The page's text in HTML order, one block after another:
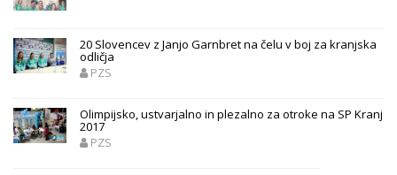
20 Slovencev z Janjo Garnbret na čelu v boj za kranjska
odličja
PZS
Olimpijsko, ustvarjalno in plezalno za otroke na SP Kranj
2017
PZS